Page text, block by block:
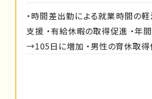
・時間差出勤による就業時間の
支援 ・有給休暇の取得促進 ・年
→105日に増加 ・男性の育休取得